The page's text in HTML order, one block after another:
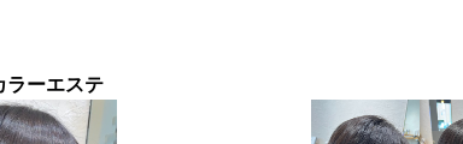
ラーエステ